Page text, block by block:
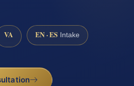
VA EN · ES Intake